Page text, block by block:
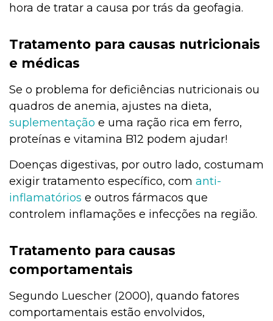
hora de tratar a causa por trás da geofagia.
Tratamento para causas nutricionais
e médicas
Se o problema for deficiências nutricionais ou
quadros de anemia, ajustes na dieta,
suplementação e uma ração rica em ferro,
proteínas e vitamina B12 podem ajudar!
Doenças digestivas, por outro lado, costumam
exigir tratamento específico, com anti-
inflamatórios e outros fármacos que
controlem inflamações e infecções na região.
Tratamento para causas
comportamentais
Segundo Luescher (2000), quando fatores
comportamentais estão envolvidos,